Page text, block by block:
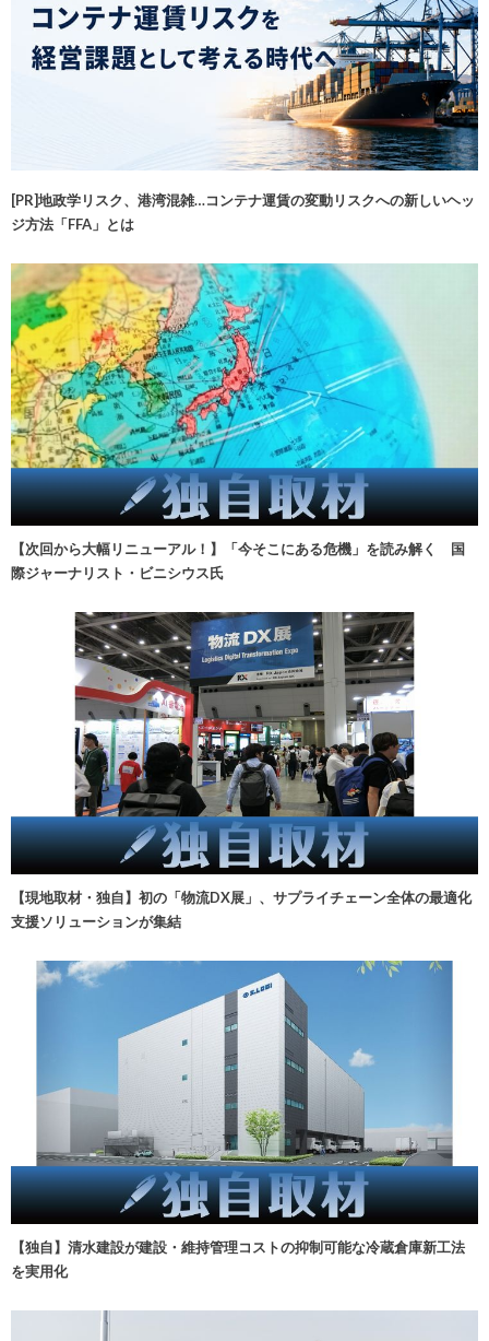
[PR]地政学リスク、港湾混雑…コンテナ運賃の変動リスクへの新しいヘッ
ジ方法「FFA」とは
【次回から大幅リニューアル！】「今そこにある危機」を読み解く 国
際ジャーナリスト・ビニシウス氏
【現地取材・独自】初の「物流DX展」、サプライチェーン全体の最適化
支援ソリューションが集結
【独自】清水建設が建設・維持管理コストの抑制可能な冷蔵倉庫新工法
を実用化